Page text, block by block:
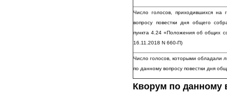
Число голосов, приходившихся
вопросу повестки дня общего
пункта 4.24 «Положения об общих
16.11.2018 N 660-П)
Число голосов, которыми обладали
по данному вопросу повестки дня
Кворум по данному